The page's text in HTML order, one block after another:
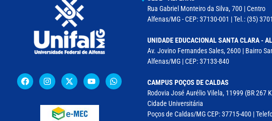
Rua Gabriel Monteiro da Silva, 700 | Centro
Alfenas/MG - CEP: 37130-001 | Tel.: (35)
UNIDADE EDUCACIONAL SANTA CLARA -
Av. Jovino Fernandes Sales, 2600 | Bairro
Alfenas/MG | CEP: 37133-840
CAMPUS POÇOS DE CALDAS
Rodovia José Aurélio Vilela, 11999 (BR 267
Cidade Universitária
Poços de Caldas/MG CEP: 37715-400 |